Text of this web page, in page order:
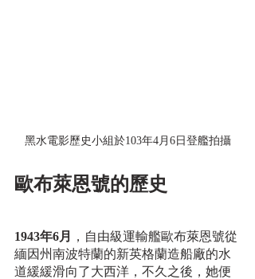
黑水電影歷史小組於103年4月6日登艦拍攝
歐布萊恩號的歷史
1943年6月
，自由級運輸艦歐布萊恩號從
緬因州南波特蘭的新英格蘭造船廠的水
道緩緩滑向了大西洋，不久之後，她便